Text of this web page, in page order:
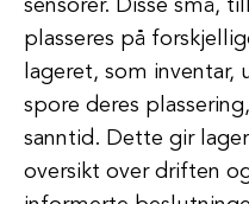
sensorer. Disse små,
plasseres på
lageret, som
spore deres
sanntid. Dette gir
oversikt over driften